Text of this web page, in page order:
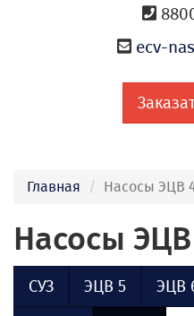
ecv-
Главная Насосы ЭЦВ
Насосы
СУЗ ЭЦВ 5 ЭЦВ